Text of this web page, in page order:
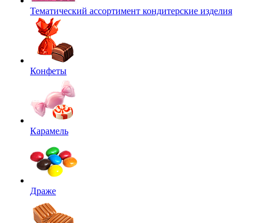
Тематический ассортимент кондитерские изделия
Конфеты
Карамель
Драже